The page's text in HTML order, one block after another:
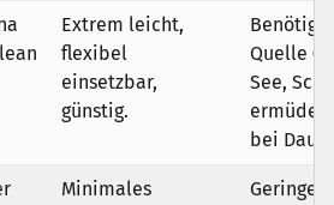
Extrem leicht,
flexibel
einsetzbar,
günstig.
Benötigt
Quelle
See,
ermüdet
bei
Minimales
Geringer